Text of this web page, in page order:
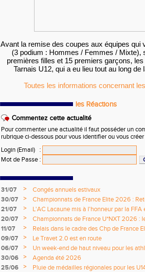
Avant la remise des coupes aux équipes qui
(3 podium : Hommes / Femmes / Mixte),
premières filles et 15 premiers garçons,
Tarnais U12, qui a eu lieu tout au long de
Toutes les informations concernant
les Réactions
Commentez cette actualité
Pour commenter une actualité il faut posséder un
rubrique ci-dessous pour vous identifier ou vous
Login (Email)
:
Mot de Passe :
31/07 >
Congés annuels estivaux
30/07
>
Championnats de France Elite 2026 :
21/07
>
L'AC Lacaune mis à l'honneur par la
20/07
>
Championnats de France U*NXT 2026 :
titres nationaux !
11/07 >
Relais dans le cadre des Chp de France
09/07
>
Le Travet 2.0 est en route
06/07
>
Un week-end de haut niveau pour les
nationale
30/06 >
Agenda été 2026
25/06
>
Pluie de médailles régionales pour les